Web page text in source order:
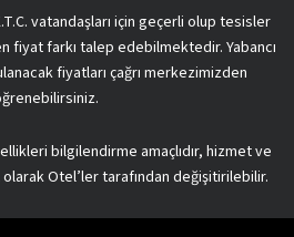
vatandaşları için geçerli olup tesisler
fiyat farkı talep edebilmektedir. Yabancı
fiyatları çağrı merkezimizden
bilgilendirme amaçlıdır, hizmet ve
Otel’ler tarafından değişitirilebilir.